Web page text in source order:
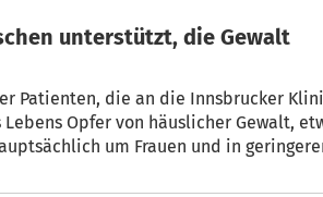
Patienten, die an die Innsbrucker
Opfer von häuslicher Gewalt,
um Frauen und in